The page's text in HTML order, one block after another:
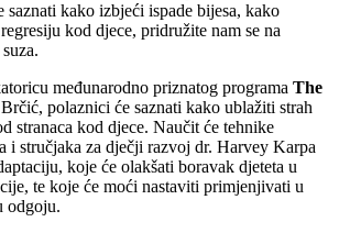
saznati kako izbjeći ispade bijesa, kako
kod djece, pridružite nam se na
međunarodno priznatog programa The
polaznici će saznati kako ublažiti strah
stranaca kod djece. Naučit će tehnike
i stručjaka za dječji razvoj dr. Harvey Karpa
koje će olakšati boravak djeteta u
te koje će moći nastaviti primjenjivati u
odgoju.